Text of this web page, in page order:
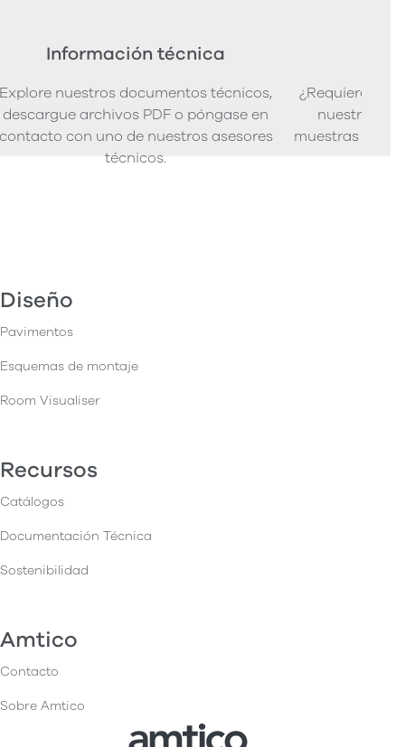
Información técnica
Explore nuestros documentos técnicos,
descargue archivos PDF o póngase en
con uno de nuestros asesores
técnicos.
¿Requiere
nuestra
muestras de
Diseño
Pavimentos
Esquemas de montaje
Room Visualiser
Recursos
Catálogos
Documentación Técnica
Sostenibilidad
Amtico
Contacto
Sobre Amtico